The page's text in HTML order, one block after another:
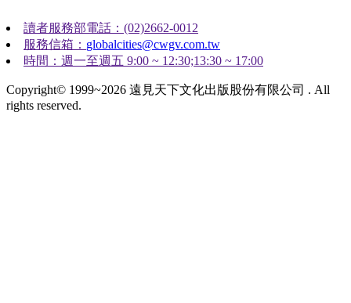
讀者服務部電話：(02)2662-0012
服務信箱： globalcities@cwgv.com.tw
時間：週一至週五 9:00 ~ 12:30;13:30 ~ 17:00
Copyright© 1999~2026 遠見天下文化出版股份有限公司 . All
rights reserved.